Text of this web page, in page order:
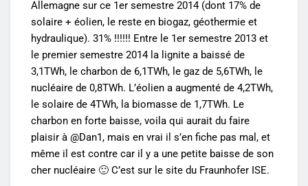
Allemagne sur ce 1er semestre 2014 (dont 17% de
solaire + éolien, le reste en biogaz, géothermie et
hydraulique). 31% !!!!!! Entre le 1er semestre 2013 et
le premier semestre 2014 la lignite a baissé de
3,1TWh, le charbon de 6,1TWh, le gaz de 5,6TWh, le
nucléaire de 0,8TWh. L’éolien a augmenté de 4,2TWh,
le solaire de 4TWh, la biomasse de 1,7TWh. Le
charbon en forte baisse, voila qui aurait du faire
plaisir à @Dan1, mais en vrai il s’en fiche pas mal, et
même il est contre car il y a une petite baisse de son
cher nucléaire 🙂 C’est sur le site du Fraunhofer ISE.